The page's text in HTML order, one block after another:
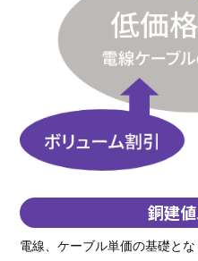
銅建
電線、ケーブル単価の基礎と